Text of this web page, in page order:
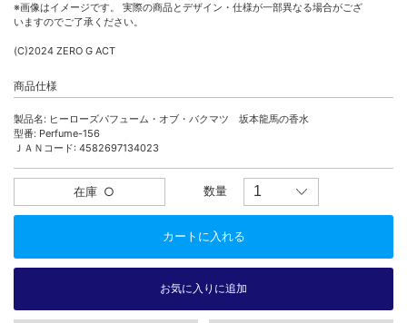
※画像はイメージです。 実際の商品とデザイン・仕様が一部異なる場合がござ
いますのでご了承ください。
(C)2024 ZERO G ACT
商品仕様
製品名: ヒーローズパフューム・オブ・バクマツ 坂本龍馬の香水
型番: Perfume-156
ＪＡＮコード: 4582697134023
在庫 ○ 数量